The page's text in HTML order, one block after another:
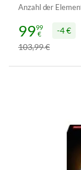
Anzahl der
9999
€
4 €
103,99€